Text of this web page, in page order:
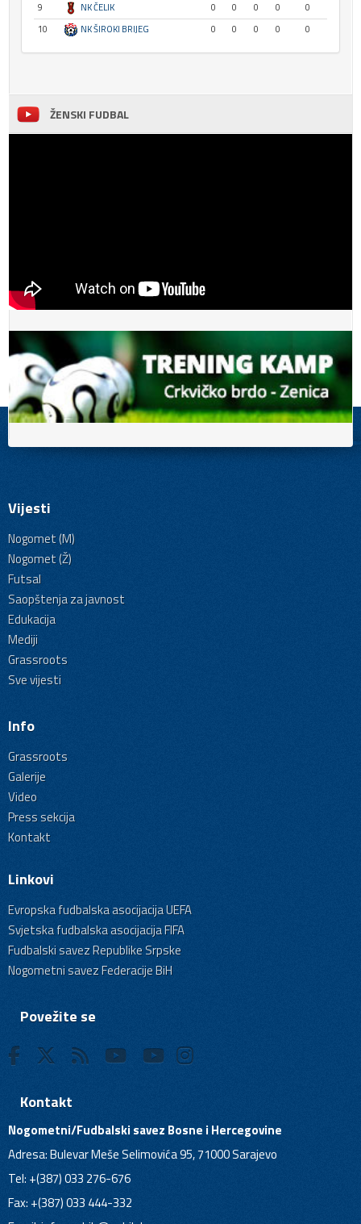
9
NK ČELIK 0 0 0 0
0
10
NK ŠIROKI BRIJEG 0 0 0 0 0
ŽENSKI FUDBAL
Vijesti
Nogomet (M)
Nogomet (Ž)
Futsal
Saopštenja za javnost
Edukacija
Mediji
Grassroots
Sve vijesti
Info
Grassroots
Galerije
Video
Press sekcija
Kontakt
Linkovi
Evropska fudbalska asocijacija UEFA
Svjetska fudbalska asocijacija FIFA
Fudbalski savez Republike Srpske
Nogometni savez Federacije BiH
Povežite se
Kontakt
Nogometni/Fudbalski savez Bosne i Hercegovine
Adresa: Bulevar Meše Selimovića 95, 71000 Sarajevo
Tel: +(387) 033 276-676
Fax: +(387) 033 444-332